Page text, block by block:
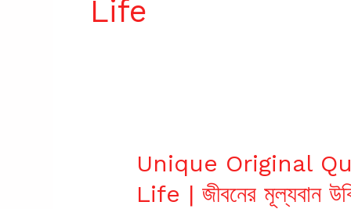
Life
Unique Original
Life | জীবনের মূল্যবান